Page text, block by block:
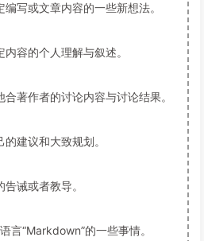
写或文章内容的一些新想法。
容的个人理解与叙述。
著作者的讨论内容与讨论结果。
建议和大致规划。
诫或者教导。
言“Markdown”的一些事情。